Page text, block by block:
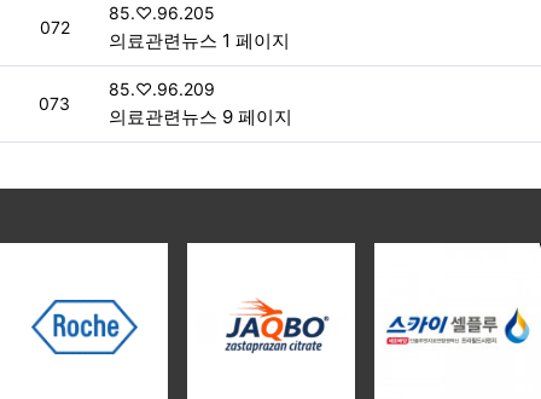
번호
072
접속자
85.♡.96.205
의료관련뉴스 1 페이지
번호
073
접속자
85.♡.96.209
의료관련뉴스 9 페이지